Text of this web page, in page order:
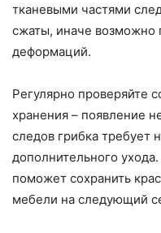
тканевыми частями
сжаты, иначе возможно
деформаций.
Регулярно проверяйте
хранения – появление
следов грибка требует
дополнительного
поможет сохранить
мебели на следующий